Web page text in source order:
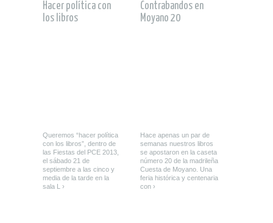
Hacer política con
los libros
Queremos “hacer política
con los libros”, dentro de
las Fiestas del PCE 2013,
el sábado 21 de
septiembre a las cinco y
media de la tarde en la
sala L ›
Contrabandos en
Moyano 20
Hace apenas un par de
semanas nuestros libros
se apostaron en la caseta
número 20 de la madrileña
Cuesta de Moyano. Una
feria histórica y centenaria
con ›